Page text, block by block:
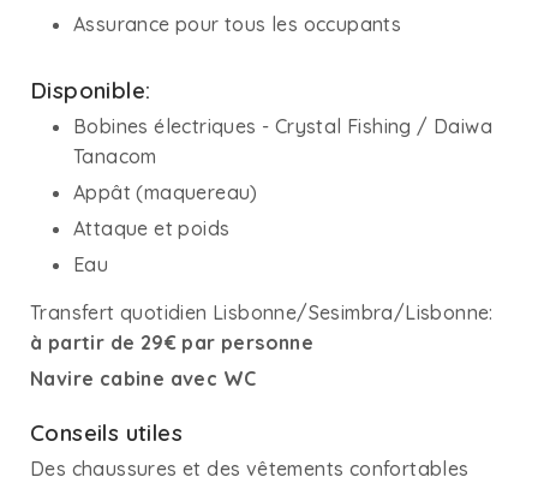
Assurance pour tous les occupants
Disponible:
Bobines électriques - Crystal Fishing / Daiwa
Tanacom
Appât (maquereau)
Attaque et poids
Eau
Transfert quotidien Lisbonne/Sesimbra/Lisbonne:
à partir de 29€ par personne
Navire cabine avec WC
Conseils utiles
Des chaussures et des vêtements confortables